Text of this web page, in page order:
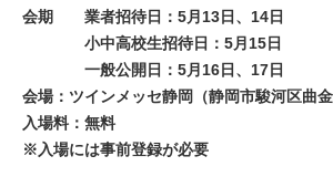
会期
業者招待日：5月13日、14日
小中高校生招待日：5月15日
一般公開日：5月16日、17日
会場：ツインメッセ静岡（静岡市駿河区曲金
入場料：無料
※入場には事前登録が必要